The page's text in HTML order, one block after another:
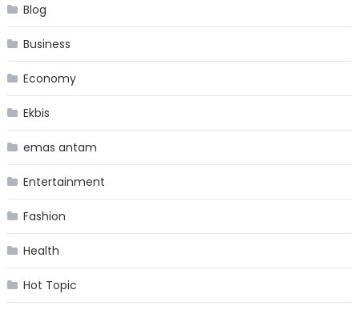
Blog
Business
Economy
Ekbis
emas antam
Entertainment
Fashion
Health
Hot Topic